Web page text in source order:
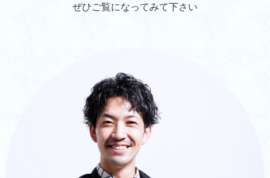
ぜひご覧になってみて下さい